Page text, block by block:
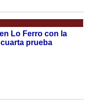
Lo Ferro con la
prueba